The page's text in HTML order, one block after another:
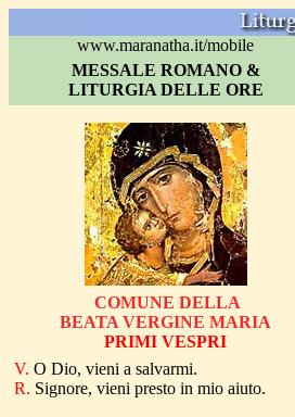
www.maranatha.it/mobile
MESSALE ROMANO &
LITURGIA DELLE ORE
COMUNE DELLA
BEATA VERGINE MARIA
PRIMI VESPRI
V. O Dio, vieni a salvarmi.
R. Signore, vieni presto in mio aiuto.